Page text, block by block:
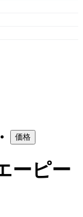
価格
ーピー